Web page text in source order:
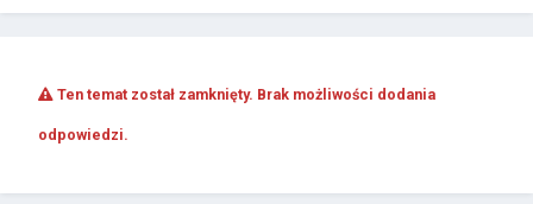
Ten temat został zamknięty. Brak możliwości dodania
odpowiedzi.